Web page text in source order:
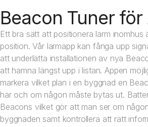
Beacon Tuner
Ett bra sätt att positionera larm inomhus
position. Vår larmapp kan fånga upp
att underlätta installationen av nya
att hamna längst upp i listan. Appen
markera vilket plan i en byggnad en
har och om någon måste bytas ut.
Beacons vilket gör att man ser om
byggnaden samt kontrollera att rätt